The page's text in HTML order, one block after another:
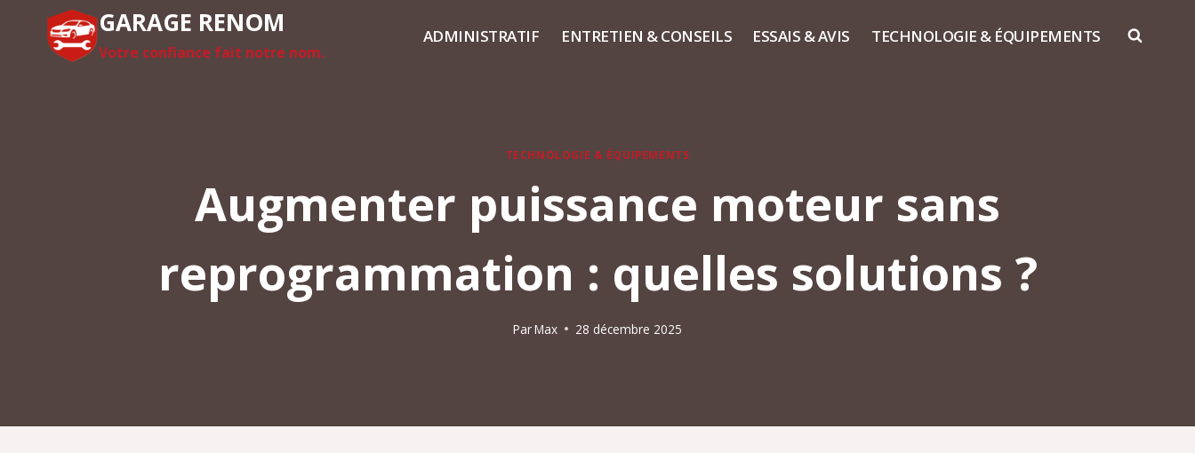
contenu
GARAGE RENOM
Votre confiance fait notre nom.
ADMINISTRATIF ENTRETIEN & CONSEILS ESSAIS & AVIS TECHNOLOGIE & ÉQUIPEMENTS
TECHNOLOGIE & ÉQUIPEMENTS
Augmenter puissance moteur sans
reprogrammation : quelles solutions ?
ParMax 28 décembre 2025